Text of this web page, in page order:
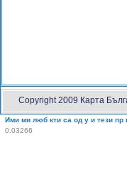
Copyright 2009 Карта
Ими ми люб кти са од у и тези пр
0.03266